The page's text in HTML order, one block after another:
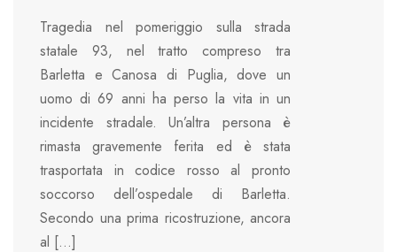
Tragedia nel pomeriggio sulla strada
statale 93, nel tratto compreso tra
Barletta e Canosa di Puglia, dove un
uomo di 69 anni ha perso la vita in un
incidente stradale. Un’altra persona è
rimasta gravemente ferita ed è stata
trasportata in codice rosso al pronto
soccorso dell’ospedale di Barletta.
Secondo una prima ricostruzione, ancora
al […]